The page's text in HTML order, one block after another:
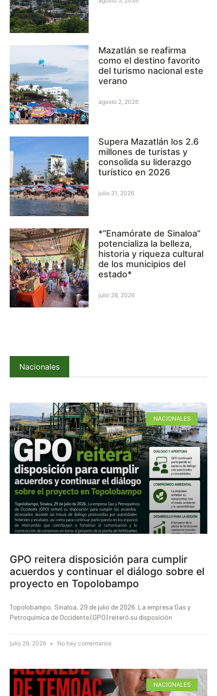
Mazatlán se reafirma
como el destino favorito
del turismo nacional este
verano
agosto 2, 2026
Supera Mazatlán los 2.6
millones de turistas y
consolida su liderazgo
turístico en 2026
julio 31, 2026
*“Enamórate de Sinaloa”
potencializa la belleza,
historia y riqueza cultural
de los municipios del
estado*
julio 28, 2026
Nacionales
NACIONALES
GPO reitera disposición para cumplir
acuerdos y continuar el diálogo sobre el
proyecto en Topolobampo
Topolobampo, Sinaloa, 29 de julio de 2026. La empresa Gas y
Petroquímica de Occidente (GPO) reiteró su disposición
julio 29, 2026 No hay comentarios
NACIONALES